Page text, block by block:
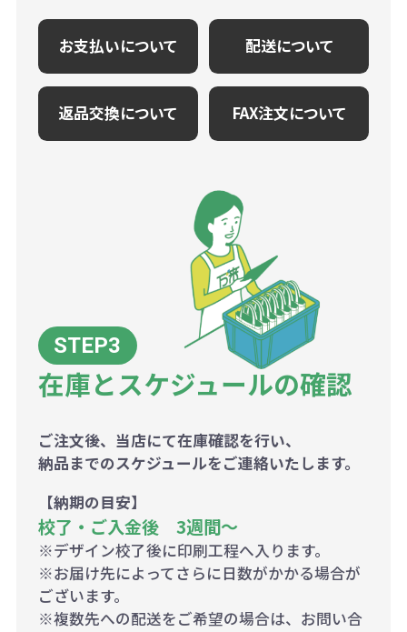
お支払いについて 配送について
返品交換について FAX注文について
在庫とスケジュールの確認
ご注文後、当店にて在庫確認を行い、
納品までのスケジュールをご連絡いたします。
【納期の目安】
校了・ご入金後 3週間～
※デザイン校了後に印刷工程へ入ります。
※お届け先によってさらに日数がかかる場合が
ございます。
※複数先への配送をご希望の場合は、お問い合